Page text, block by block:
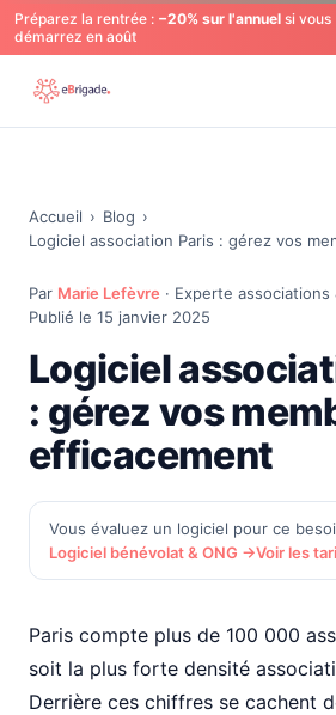
Préparez la rentrée : −20% sur l'annuel si vous
démarrez en août
Accueil › Blog ›
Logiciel association Paris : gérez vos
Par Marie Lefèvre · Experte associations
Publié le 15 janvier 2025
Logiciel
: gérez vos
efficacement
Vous évaluez un logiciel pour ce
Logiciel bénévolat & ONG →Voir les
Paris compte plus de 100 000
soit la plus forte densité
Derrière ces chiffres se cachent